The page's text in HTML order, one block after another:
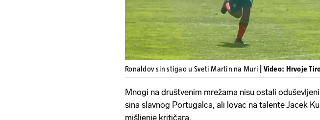
Ronaldov sin stigao u Sveti Martin na Muri | Video: Hrvoje
Mnogi na društvenim mrežama nisu ostali
sina slavnog Portugalca, ali lovac na talente Jacek
mišljenje kritičara.